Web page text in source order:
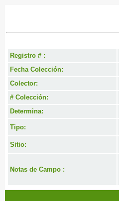
Registro # :
Fecha Colección:
Colector:
# Colección:
Determina:
Tipo:
Sitio:
Notas de Campo :